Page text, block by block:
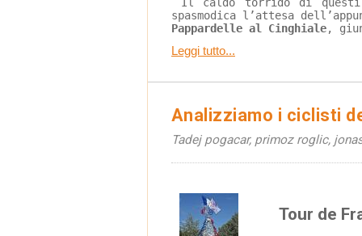
spasmodica l’attesa
Pappardelle al Cinghiale,
Leggi tutto...
Analizziamo i ciclisti
Tadej pogacar, primoz roglic,
Tour de